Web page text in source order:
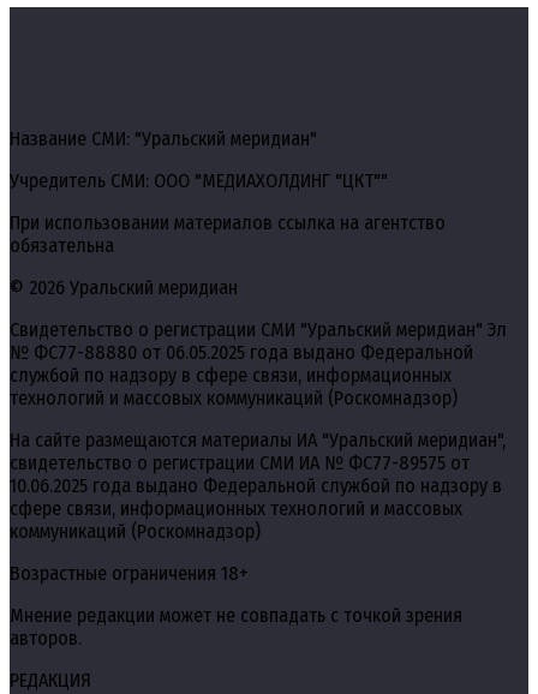
Название СМИ: "Уральский меридиан"
Учредитель СМИ: ООО "МЕДИАХОЛДИНГ "ЦКТ""
При использовании материалов ссылка на агентство
обязательна
© 2026 Уральский меридиан
Свидетельство о регистрации СМИ "Уральский меридиан" Эл
№ ФС77-88880 от 06.05.2025 года выдано Федеральной
службой по надзору в сфере связи, информационных
технологий и массовых коммуникаций (Роскомнадзор)
На сайте размещаются материалы ИА "Уральский меридиан",
свидетельство о регистрации СМИ ИА № ФС77-89575 от
10.06.2025 года выдано Федеральной службой по надзору в
сфере связи, информационных технологий и массовых
коммуникаций (Роскомнадзор)
Возрастные ограничения 18+
Мнение редакции может не совпадать с точкой зрения
авторов.
РЕДАКЦИЯ